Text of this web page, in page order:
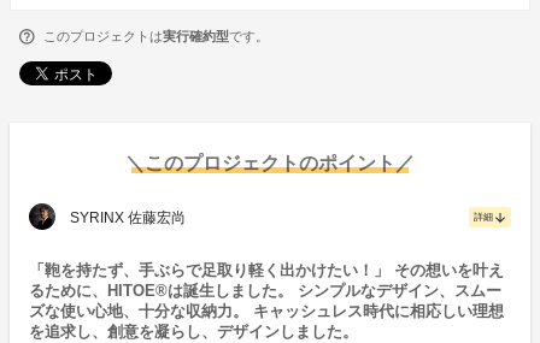
このプロジェクトは実行確約型です。
＼このプロジェクトのポイント／
SYRINX 佐藤宏尚 詳細 arrow_downward
「鞄を持たず、手ぶらで足取り軽く出かけたい！」 その想いを叶え
るために、HITOE®は誕生しました。 シンプルなデザイン、スムー
ズな使い心地、十分な収納力。 キャッシュレス時代に相応しい理想
を追求し、創意を凝らし、デザインしました。